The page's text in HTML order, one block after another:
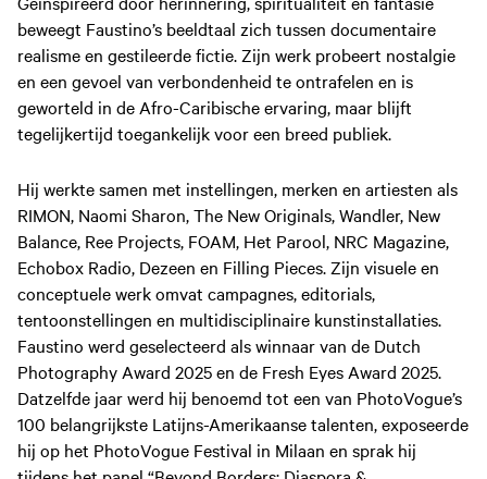
beweegt Faustino’s beeldtaal zich tussen documentaire
realisme en gestileerde fictie. Zijn werk probeert nostalgie
en een gevoel van verbondenheid te ontrafelen en is
geworteld in de Afro-Caribische ervaring, maar blijft
tegelijkertijd toegankelijk voor een breed publiek.
Hij werkte samen met instellingen, merken en artiesten als
RIMON, Naomi Sharon, The New Originals, Wandler, New
Balance, Ree Projects, FOAM, Het Parool, NRC Magazine,
Echobox Radio, Dezeen en Filling Pieces. Zijn visuele en
conceptuele werk omvat campagnes, editorials,
tentoonstellingen en multidisciplinaire kunstinstallaties.
Faustino werd geselecteerd als winnaar van de Dutch
Photography Award 2025 en de Fresh Eyes Award 2025.
Datzelfde jaar werd hij benoemd tot een van PhotoVogue’s
100 belangrijkste Latijns-Amerikaanse talenten, exposeerde
hij op het PhotoVogue Festival in Milaan en sprak hij